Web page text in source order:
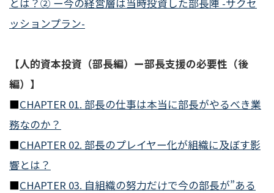
とは？② ー今の経営層は当時投資した部長陣 -サクセ
ッションプラン-
【人的資本投資（部長編）ー部長支援の必要性（後
編）】
■CHAPTER 01. 部長の仕事は本当に部長がやるべき業
務なのか？
■CHAPTER 02. 部長のプレイヤー化が組織に及ぼす影
響とは？
■CHAPTER 03. 自組織の努力だけで今の部長が”ある